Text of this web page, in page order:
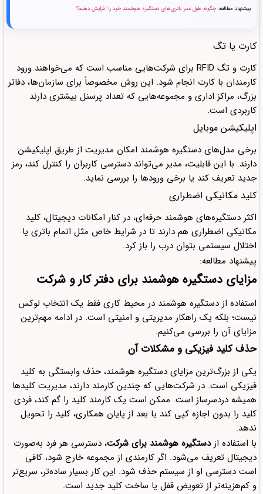
پیشنهاد مطالعه: چگونه طول عمر باتری‌های دستگیره هوشمند خود را افزایش دهیم؟
کارت یا تگ
کارت و تگ RFID برای شرکت‌هایی مناسب است که می‌خواهند ورود
کارمندان با کارت انجام شود. این روش مخصوصاً برای سازمان‌ها، دفاتر
بزرگ، مراکز اداری و مجموعه‌هایی که تعداد پرسنل بیشتری دارند
کاربردی است.
اپلیکیشن موبایل
برخی مدل‌های دستگیره هوشمند امکان مدیریت از طریق اپلیکیشن
دارند. با این قابلیت، مدیر می‌تواند دسترسی کاربران را کنترل کند، رمز
جدید تعریف کند یا برخی ورودها را بررسی نماید.
کلید مکانیکی اضطراری
اکثر دستگیره‌های هوشمند حرفه‌ای، در کنار امکانات دیجیتال، کلید
مکانیکی اضطراری هم دارند تا در شرایط خاص مثل اتمام باتری یا
اختلال سیستمی بتوان درب را باز کرد.
پیشنهاد مطالعه:
مزایای دستگیره هوشمند برای دفتر کار و شرکت
استفاده از دستگیره هوشمند در محیط کاری فقط یک انتخاب لوکس
نیست؛ بلکه یک راهکار مدیریتی و امنیتی است. در ادامه مهم‌ترین
مزایای آن را بررسی می‌کنیم.
حذف کلید فیزیکی و مشکلات آن
یکی از بزرگ‌ترین مزایای دستگیره هوشمند، حذف وابستگی به کلید
فیزیکی است. در شرکت‌هایی که چندین کارمند دارند، مدیریت کلیدها
همیشه دردسرساز است. ممکن است یک کارمند کلید را گم کند، فردی
کلید را بدون اجازه کپی کند یا بعد از پایان همکاری، کلید را تحویل
ندهد.
با استفاده ازدستگیره هوشمند برای شرکت، دسترسی هر فرد به‌صورت
دیجیتال تعریف می‌شود. اگر کارمندی از مجموعه خارج شود، کافی
است دسترسی او از سیستم حذف شود. این کار بسیار ساده‌تر، سریع‌تر
و کم‌هزینه‌تر از تعویض قفل یا ساخت کلید جدید است.